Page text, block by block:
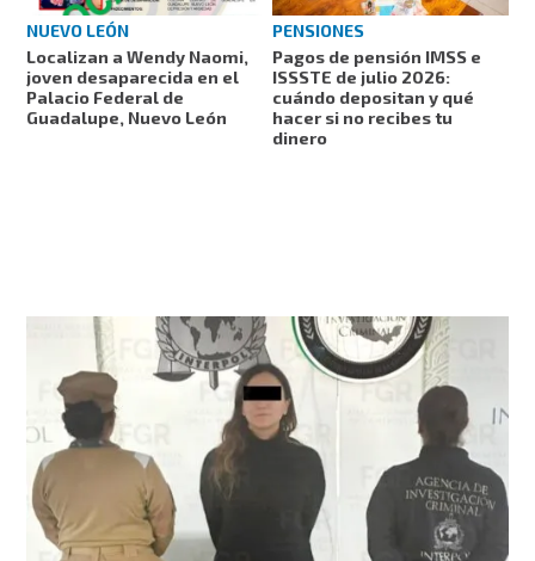
NUEVO LEÓN
Localizan a Wendy Naomi,
joven desaparecida en el
Palacio Federal de
Guadalupe, Nuevo León
PENSIONES
Pagos de pensión IMSS e
ISSSTE de julio 2026:
cuándo depositan y qué
hacer si no recibes tu
dinero